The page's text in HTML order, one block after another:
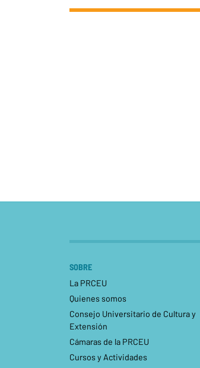
SOBRE
La PRCEU
Quienes somos
Consejo Universitario de Cultura y
Extensión
Cámaras de la PRCEU
Cursos y Actividades